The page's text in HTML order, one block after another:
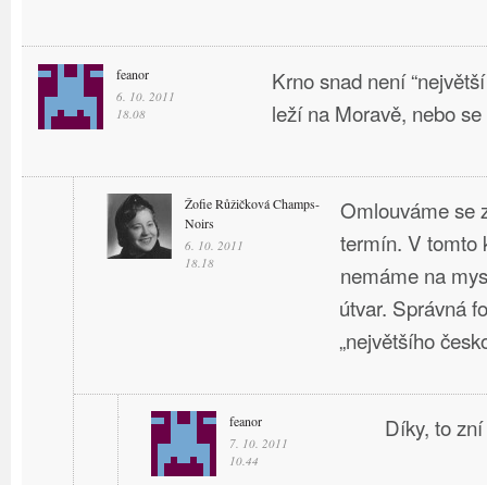
feanor
6. 10. 2011
18.08
Krno snad není
leží na Moravě, nebo
Žofie Růžičková Champs-
Noirs
6. 10. 2011
18.18
Omlouváme se
termín. V tomto
nemáme na
útvar. Správná
„největšího
feanor
7. 10. 2011
10.44
Díky, to